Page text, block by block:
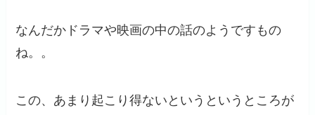
なんだかドラマや映画の中の話のようですもの
ね。。
この、あまり起こり得ないというというところが